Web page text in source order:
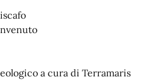
a cura di Terramaris